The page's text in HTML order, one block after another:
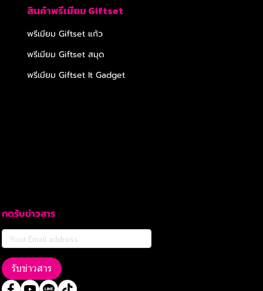
สินค้าพรีเมียม Giftset
พรีเมียม Giftset แก้ว
พรีเมียม Giftset สมุด
พรีเมียม Giftset It Gadget
กดรับข่าวสาร
รับข่าวสาร